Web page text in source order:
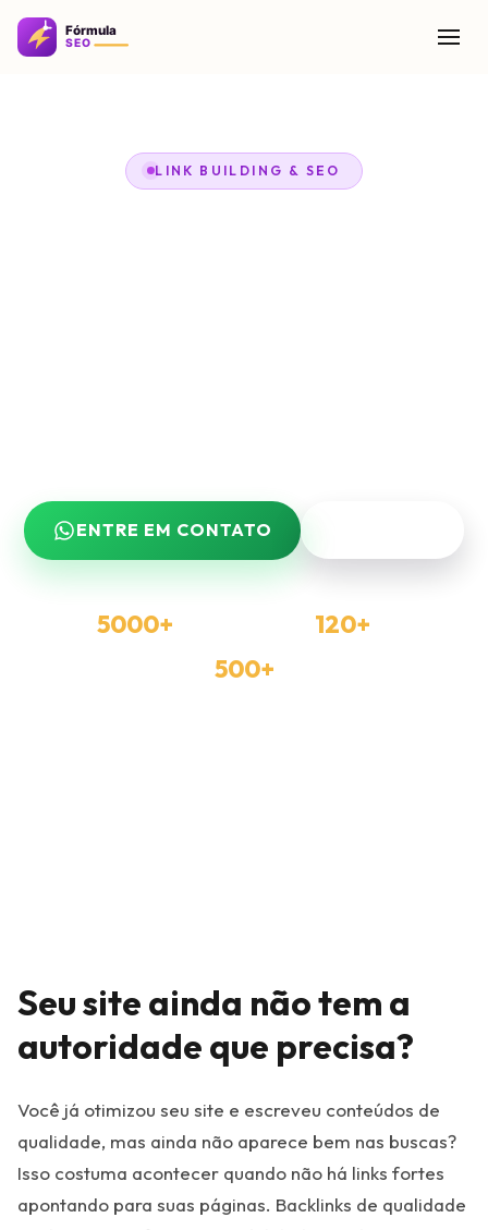
LINK BUILDING & SEO
ENTRE EM CONTATO
5000+ 120+
500+
Seu site ainda não tem a
autoridade que precisa?
Você já otimizou seu site e escreveu conteúdos de
qualidade, mas ainda não aparece bem nas buscas?
Isso costuma acontecer quando não há links fortes
apontando para suas páginas. Backlinks de qualidade